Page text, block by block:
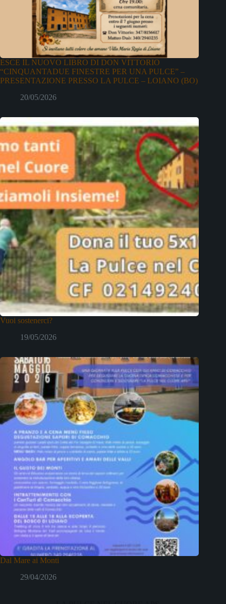
ESCE IL NUOVO LIBRO DI DON VITTORIO
“CINQUANTADUE FINESTRE PER UNA PULCE” –
PRESENTAZIONE PRESSO LA PULCE – LOIANO (BO)
20/05/2026
Vuoi sostenerci?
19/05/2026
Dal Mare ai Monti
29/04/2026